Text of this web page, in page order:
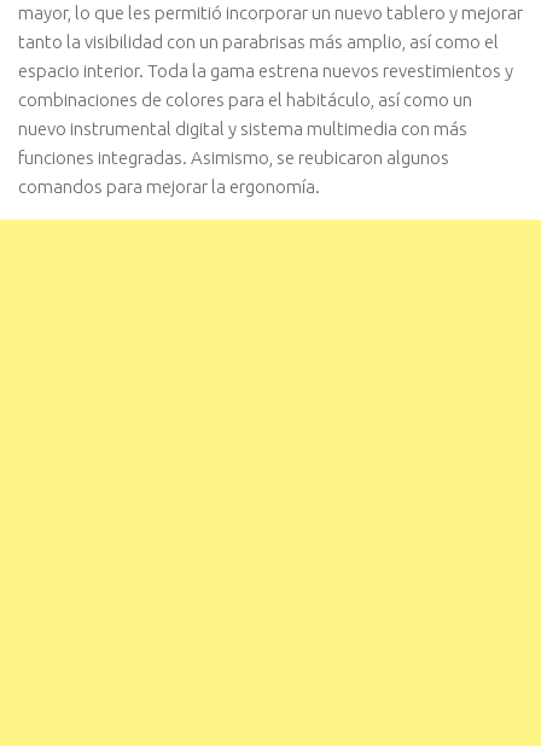
mayor, lo que les permitió incorporar un nuevo tablero y mejorar
tanto la visibilidad con un parabrisas más amplio, así como el
espacio interior. Toda la gama estrena nuevos revestimientos y
combinaciones de colores para el habitáculo, así como un
nuevo instrumental digital y sistema multimedia con más
funciones integradas. Asimismo, se reubicaron algunos
comandos para mejorar la ergonomía.